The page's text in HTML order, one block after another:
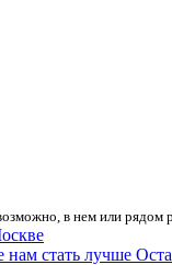
в нем или рядом
нам стать лучше